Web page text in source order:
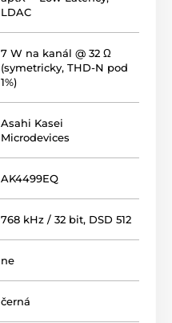
LDAC
7 W na kanál @ 32 Ω
(symetricky, THD-N pod
1%)
Asahi Kasei
Microdevices
AK4499EQ
768 kHz / 32 bit, DSD 512
ne
černá